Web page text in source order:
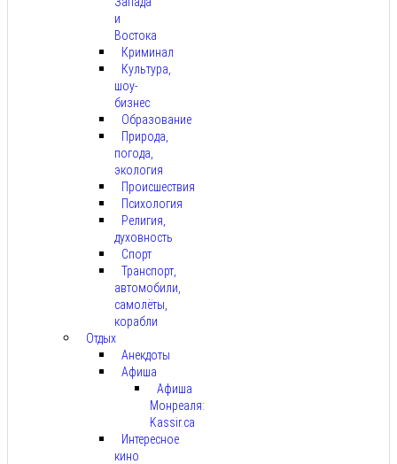
и
Востока
Криминал
Культура,
шоу-
бизнес
Образование
Природа,
погода,
экология
Происшествия
Психология
Религия,
духовность
Спорт
Транспорт,
автомобили,
самолёты,
корабли
Отдых
Анекдоты
Афиша
Афиша
Монреаля:
Kassir.ca
Интересное
кино